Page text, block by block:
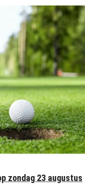
zondag 23 augustus